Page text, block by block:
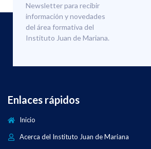
Newsletter para recibir
información y novedades
del área formativa del
Instituto Juan de Mariana.
Enlaces rápidos
Inicio
Acerca del Instituto Juan de Mariana